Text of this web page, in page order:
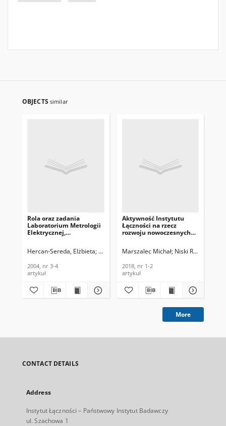
OBJECTS similar
Rola oraz zadania
Laboratorium Metrologii
Elektrycznej,
Optoelektronicznej
Instytutu Łączności w
spójności pomiarowej.
Telekomunikacja i
2004, nr 3-4
Hercan-Sereda, Elżbieta Warzec, Anna
2004, nr 3-4
artykuł
Aktywność Instytutu
Łączności na rzecz
rozwoju nowoczesnych
Telekomunikacja i
2018, nr 1-2
Marszalec Michał Niski Rafał
2018, nr 1-2
artykuł
More
CONTACT DETAILS
Address
Instytut Łączności – Państwowy Instytut Badawczy
ul. Szachowa 1